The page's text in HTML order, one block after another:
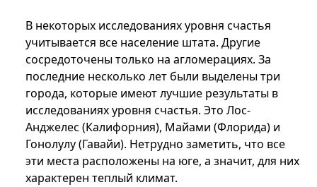
В некоторых исследованиях уровня счастья
учитывается все население штата. Другие
сосредоточены только на агломерациях. За
последние несколько лет были выделены три
города, которые имеют лучшие результаты в
исследованиях уровня счастья. Это Лос-
Анджелес (Калифорния), Майами (Флорида) и
Гонолулу (Гавайи). Нетрудно заметить, что все
эти места расположены на юге, а значит, для них
характерен теплый климат.